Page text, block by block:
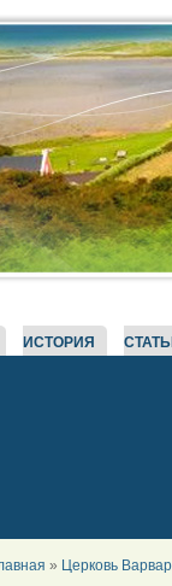
ИСТОРИЯ
» Церковь